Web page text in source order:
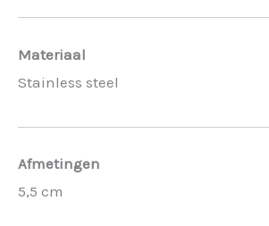
Materiaal
Stainless steel
Afmetingen
5,5 cm